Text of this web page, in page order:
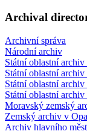
Archival
Archivní správa
Národní archiv
Státní oblastní archiv
Státní oblastní
Státní oblastní
Státní oblastní
Moravský zemský
Zemský archiv v
Archiv hlavního